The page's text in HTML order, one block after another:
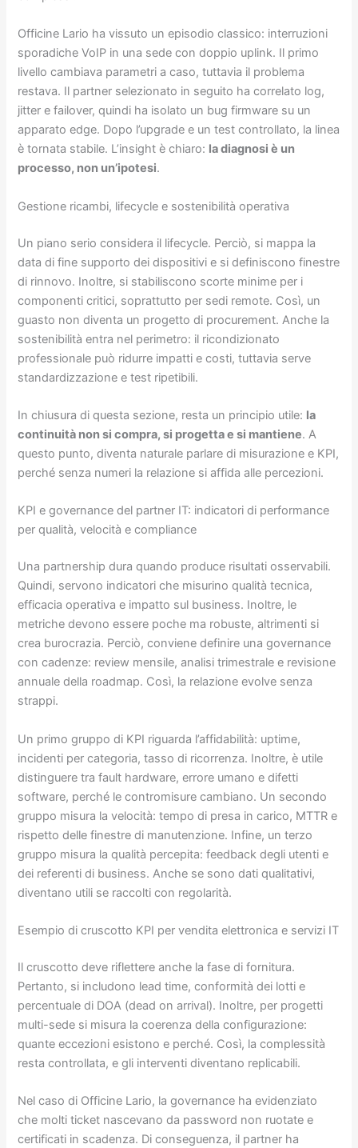
Officine Lario ha vissuto un episodio classico: interruzioni
sporadiche VoIP in una sede con doppio uplink. Il primo
livello cambiava parametri a caso, tuttavia il problema
restava. Il partner selezionato in seguito ha correlato log,
jitter e failover, quindi ha isolato un bug firmware su un
apparato edge. Dopo l’upgrade e un test controllato, la linea
è tornata stabile. L’insight è chiaro: la diagnosi è un
processo, non un’ipotesi.
Gestione ricambi, lifecycle e sostenibilità operativa
Un piano serio considera il lifecycle. Perciò, si mappa la
data di fine supporto dei dispositivi e si definiscono finestre
di rinnovo. Inoltre, si stabiliscono scorte minime per i
componenti critici, soprattutto per sedi remote. Così, un
guasto non diventa un progetto di procurement. Anche la
sostenibilità entra nel perimetro: il ricondizionato
professionale può ridurre impatti e costi, tuttavia serve
standardizzazione e test ripetibili.
In chiusura di questa sezione, resta un principio utile: la
continuità non si compra, si progetta e si mantiene. A
questo punto, diventa naturale parlare di misurazione e KPI,
perché senza numeri la relazione si affida alle percezioni.
KPI e governance del partner IT: indicatori di performance
per qualità, velocità e compliance
Una partnership dura quando produce risultati osservabili.
Quindi, servono indicatori che misurino qualità tecnica,
efficacia operativa e impatto sul business. Inoltre, le
metriche devono essere poche ma robuste, altrimenti si
crea burocrazia. Perciò, conviene definire una governance
con cadenze: review mensile, analisi trimestrale e revisione
annuale della roadmap. Così, la relazione evolve senza
strappi.
Un primo gruppo di KPI riguarda l’affidabilità: uptime,
incidenti per categoria, tasso di ricorrenza. Inoltre, è utile
distinguere tra fault hardware, errore umano e difetti
software, perché le contromisure cambiano. Un secondo
gruppo misura la velocità: tempo di presa in carico, MTTR e
rispetto delle finestre di manutenzione. Infine, un terzo
gruppo misura la qualità percepita: feedback degli utenti e
dei referenti di business. Anche se sono dati qualitativi,
diventano utili se raccolti con regolarità.
Esempio di cruscotto KPI per vendita elettronica e servizi IT
Il cruscotto deve riflettere anche la fase di fornitura.
Pertanto, si includono lead time, conformità dei lotti e
percentuale di DOA (dead on arrival). Inoltre, per progetti
multi-sede si misura la coerenza della configurazione:
quante eccezioni esistono e perché. Così, la complessità
resta controllata, e gli interventi diventano replicabili.
Nel caso di Officine Lario, la governance ha evidenziato
che molti ticket nascevano da password non ruotate e
certificati in scadenza. Di conseguenza, il partner ha